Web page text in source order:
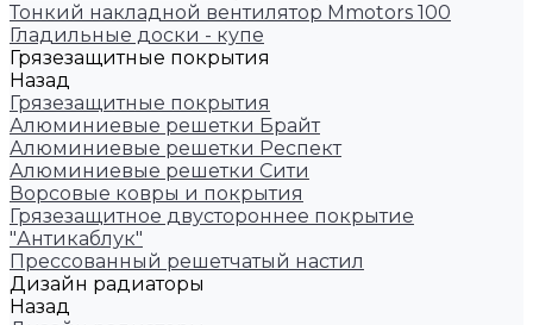
Тонкий накладной вентилятор Mmotors 100
Гладильные доски - купе
Грязезащитные покрытия
Назад
Грязезащитные покрытия
Алюминиевые решетки Брайт
Алюминиевые решетки Респект
Алюминиевые решетки Сити
Ворсовые ковры и покрытия
Грязезащитное двустороннее покрытие
"Антикаблук"
Прессованный решетчатый настил
Дизайн радиаторы
Назад